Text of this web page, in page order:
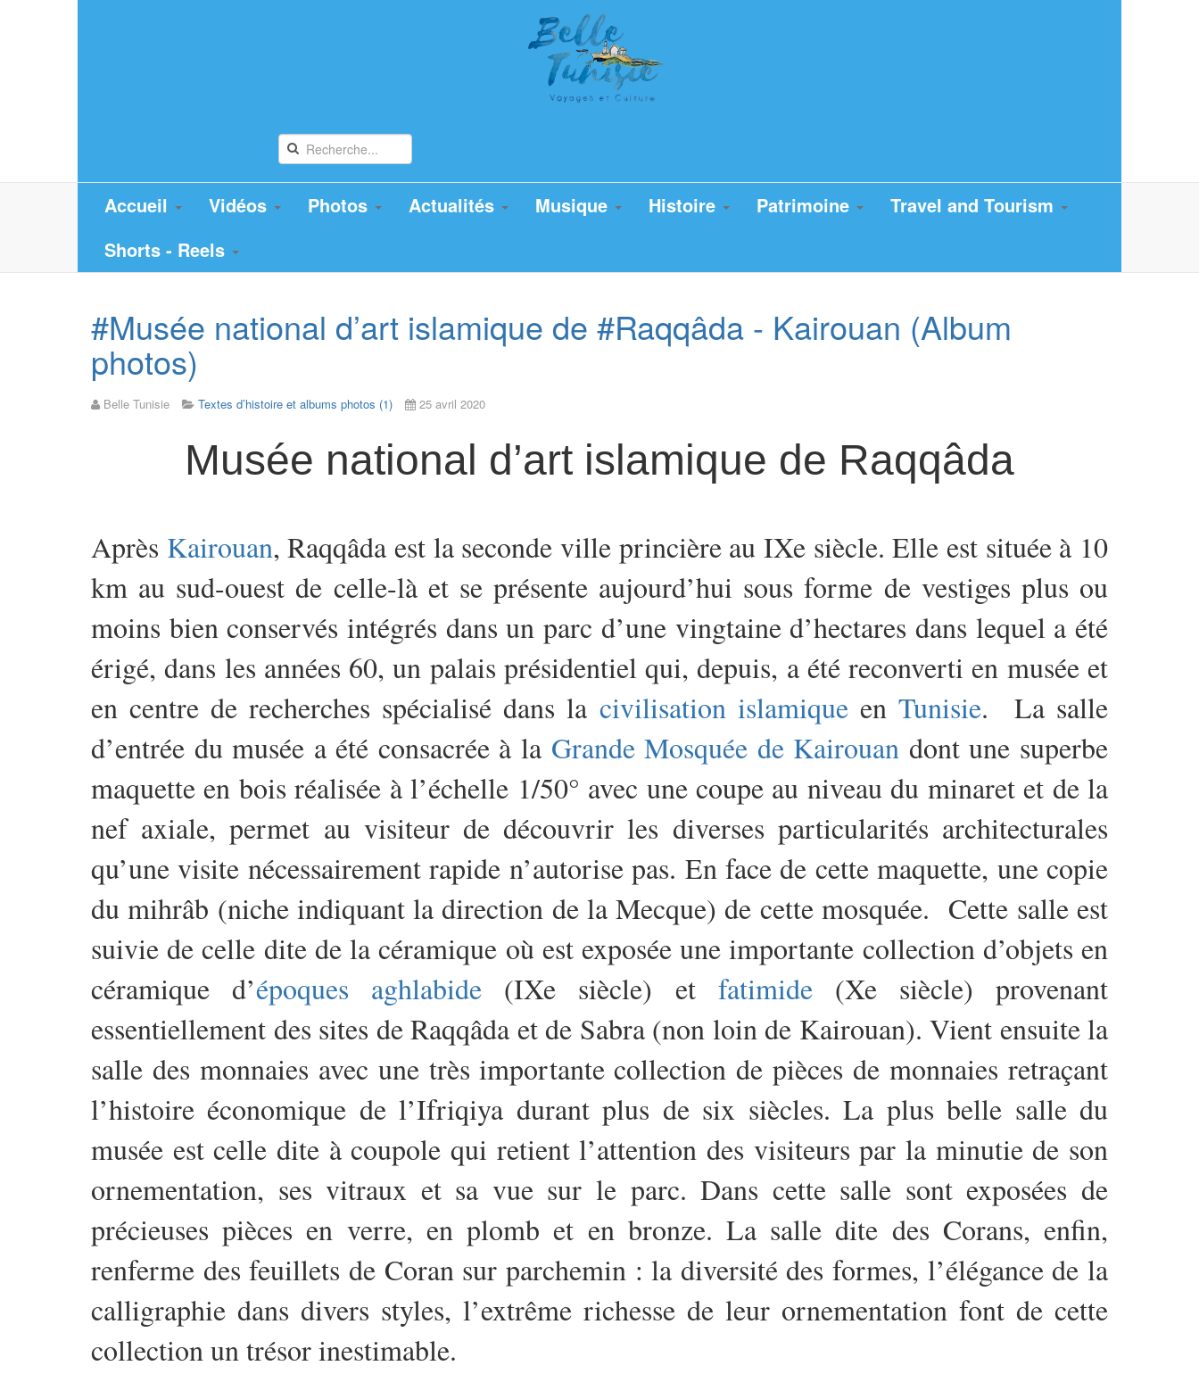
Accueil Vidéos Photos Actualités Musique Histoire Patrimoine
Travel and Tourism
Shorts - Reels
#Musée national d’art islamique de #Raqqâda - Kairouan (Album
photos)
Belle Tunisie Textes d’histoire et albums photos (1) 25 avril 2020
Musée national d’art islamique de Raqqâda
Après Kairouan, Raqqâda est la seconde ville princière au IXe siècle. Elle est située à 10
km au sud-ouest de celle-là et se présente aujourd’hui sous forme de vestiges plus ou
moins bien conservés intégrés dans un parc d’une vingtaine d’hectares dans lequel a été
érigé, dans les années 60, un palais présidentiel qui, depuis, a été reconverti en musée et
en centre de recherches spécialisé dans la civilisation islamiqueen Tunisie. La salle
d’entrée du musée a été consacrée à la Grande Mosquée de Kairouan dont une superbe
maquette en bois réalisée à l’échelle 1/50° avec une coupe au niveau du minaret et de la
nef axiale, permet au visiteur de découvrir les diverses particularités architecturales
qu’une visite nécessairement rapide n’autorise pas. En face de cette maquette, une copie
du mihrâb (niche indiquant la direction de la Mecque) de cette mosquée. Cette salle est
suivie de celle dite de la céramique où est exposée une importante collection d’objets en
céramique d’époques aghlabide (IXe siècle) et fatimide(Xe siècle) provenant
essentiellement des sites de Raqqâda et de Sabra (non loin de Kairouan). Vient ensuite la
salle des monnaies avec une très importante collection de pièces de monnaies retraçant
l’histoire économique de l’Ifriqiya durant plus de six siècles. La plus belle salle du
musée est celle dite à coupole qui retient l’attention des visiteurs par la minutie de son
ornementation, ses vitraux et sa vue sur le parc. Dans cette salle sont exposées de
précieuses pièces en verre, en plomb et en bronze. La salle dite des Corans, enfin,
renferme des feuillets de Coran sur parchemin : la diversité des formes, l’élégance de la
calligraphie dans divers styles, l’extrême richesse de leur ornementation font de cette
collection un trésor inestimable.